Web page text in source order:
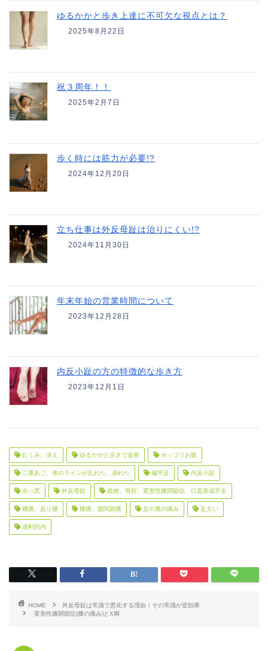
ゆるかかと歩き上達に不可欠な視点とは？
2025年8月22日
祝３周年！！
2025年2月7日
歩く時には筋力が必要!?
2024年12月20日
立ち仕事は外反母趾は治りにくい!?
2024年11月30日
年末年始の営業時間について
2023年12月28日
内反小趾の方の特徴的な歩き方
2023年12月1日
むくみ、冷え ゆるかかと歩きで改善 ポッコリお腹
二重あご、体のラインが乱れた、崩れた 偏平足 内反小趾
出っ尻 外反母趾 捻挫、骨折、変形性膝関節症、臼蓋形成不全
腰痛、反り腰 膝痛、股関節痛 足の裏の痛み 足太い
過剰回内
HOME
外反母趾は常識で悪化する理由｜その常識が逆効果
変形性膝関節症(膝の痛み)とX脚